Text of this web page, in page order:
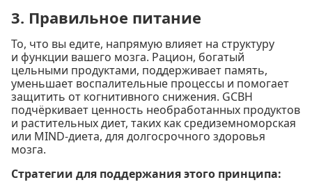
3. Правильное питание
То, что вы едите, напрямую влияет на структуру
и функции вашего мозга. Рацион, богатый
цельными продуктами, поддерживает память,
уменьшает воспалительные процессы и помогает
защитить от когнитивного снижения. GCBH
подчёркивает ценность необработанных продуктов
и растительных диет, таких как средиземноморская
или MIND-диета, для долгосрочного здоровья
мозга.
Стратегии для поддержания этого принципа: